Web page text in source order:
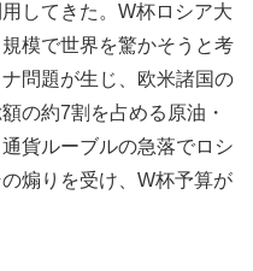
してきた。W杯ロシア大
模で世界を驚かそうと考
問題が生じ、欧米諸国の
の約7割を占める原油・
貨ルーブルの急落でロシ
煽りを受け、W杯予算が